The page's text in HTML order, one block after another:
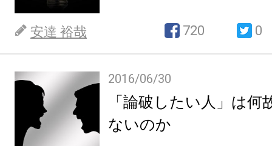
安達 裕哉 720 0
2016/06/30
「論破したい人」は何
ないのか